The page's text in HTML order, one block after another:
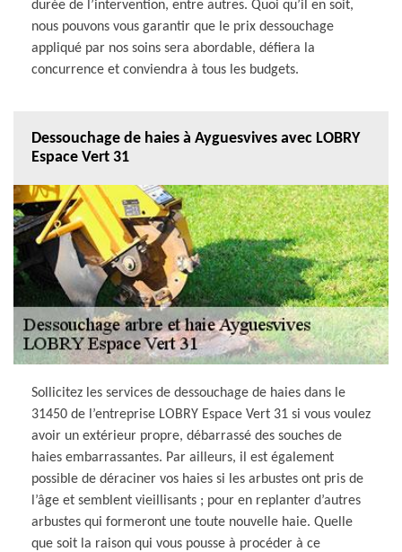
durée de l’intervention, entre autres. Quoi qu’il en soit,
nous pouvons vous garantir que le prix dessouchage
appliqué par nos soins sera abordable, défiera la
concurrence et conviendra à tous les budgets.
Dessouchage de haies à Ayguesvives avec LOBRY
Espace Vert 31
Sollicitez les services de dessouchage de haies dans le
31450 de l’entreprise LOBRY Espace Vert 31 si vous voulez
avoir un extérieur propre, débarrassé des souches de
haies embarrassantes. Par ailleurs, il est également
possible de déraciner vos haies si les arbustes ont pris de
l’âge et semblent vieillisants ; pour en replanter d’autres
arbustes qui formeront une toute nouvelle haie. Quelle
que soit la raison qui vous pousse à procéder à ce